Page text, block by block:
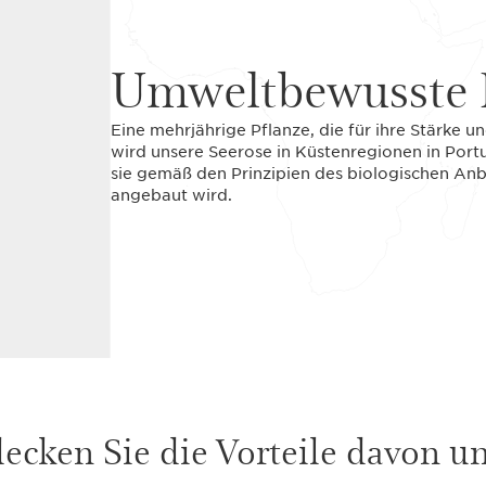
Umweltbewusste
Eine mehrjährige Pflanze, die für ihre Stärke
wird unsere Seerose in Küstenregionen in
sie gemäß den Prinzipien des biologischen
angebaut wird.
Sie die Vorteile davon